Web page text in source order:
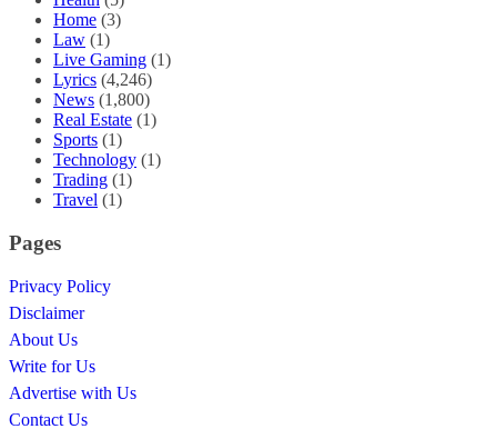
Home (3)
Law (1)
Live Gaming (1)
Lyrics (4,246)
News (1,800)
Real Estate (1)
Sports (1)
Technology (1)
Trading (1)
Travel (1)
Pages
Privacy Policy
Disclaimer
About Us
Write for Us
Advertise with Us
Contact Us